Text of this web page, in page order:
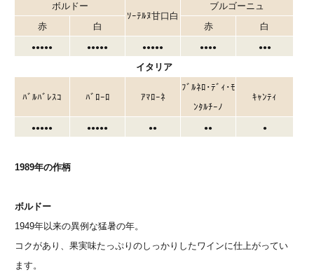
ボルドー
ｿｰﾃﾙﾇ甘口白
ブルゴーニュ
赤
白 赤 白
●●●●● ●●●●● ●●●●● ●●●● ●●●
イタリア
ﾊﾞﾙﾊﾞﾚｽｺ ﾊﾞﾛｰﾛ ｱﾏﾛｰﾈ
ﾌﾞﾙﾈﾛ･ﾃﾞｨ･ﾓ
ﾝﾀﾙﾁｰﾉ
ｷｬﾝﾃｨ
●●●●● ●●●●● ●● ●● ●
1989年の作柄
ボルドー
1949年以来の異例な猛暑の年。
コクがあり、果実味たっぷりのしっかりしたワインに仕上がってい
ます。